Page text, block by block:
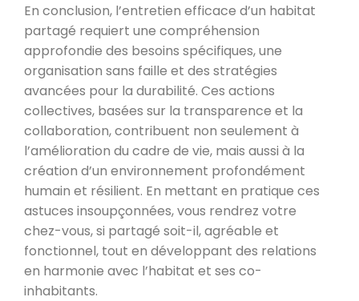
En conclusion, l’entretien efficace d’un habitat
partagé requiert une compréhension
approfondie des besoins spécifiques, une
organisation sans faille et des stratégies
avancées pour la durabilité. Ces actions
collectives, basées sur la transparence et la
collaboration, contribuent non seulement à
l’amélioration du cadre de vie, mais aussi à la
création d’un environnement profondément
humain et résilient. En mettant en pratique ces
astuces insoupçonnées, vous rendrez votre
chez-vous, si partagé soit-il, agréable et
fonctionnel, tout en développant des relations
en harmonie avec l’habitat et ses co-
inhabitants.